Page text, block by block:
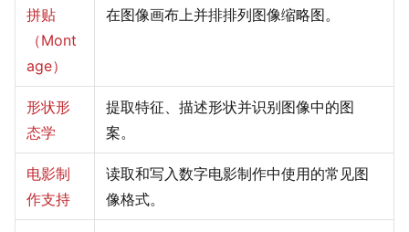
拼贴
（Mont
age）
在图像画布上并排排列图像缩略图。
形状形
态学
提取特征、描述形状并识别图像中的图
案。
电影制
作支持
读取和写入数字电影制作中使用的常见图
像格式。